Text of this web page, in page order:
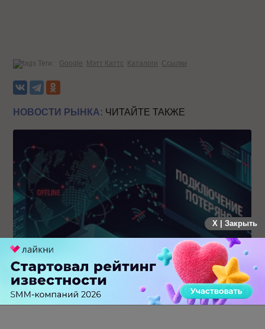
Теги: Google Мэтт Каттс Каталоги Ссылки
НОВОСТИ РЫНКА: ЧИТАЙТЕ ТАКЖЕ
Крупнейший сбой в рунете: пользователи не могут
попасть на популярные сайты
X | Закрыть